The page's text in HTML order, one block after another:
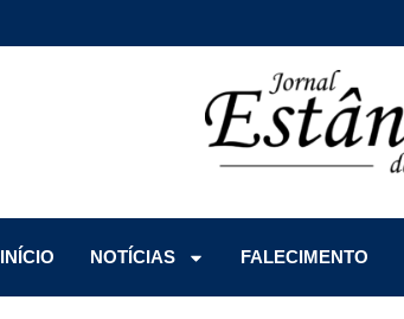
INÍCIO
NOTÍCIAS FALECIMENTO